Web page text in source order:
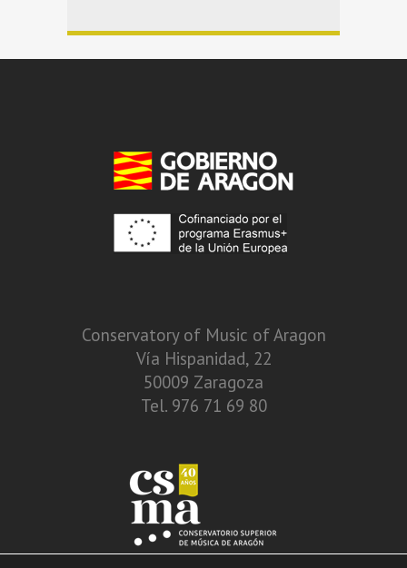
Conservatory of Music of Aragon
Vía Hispanidad, 22
50009 Zaragoza
Tel. 976 71 69 80